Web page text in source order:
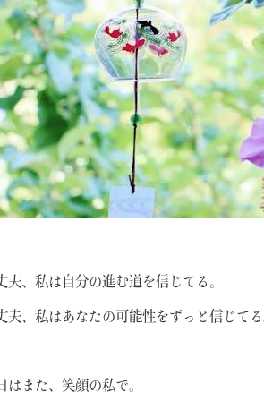
夫、私は自分の進む道を信じてる。
夫、私はあなたの可能性をずっと信じて
はまた、笑顔の私で。